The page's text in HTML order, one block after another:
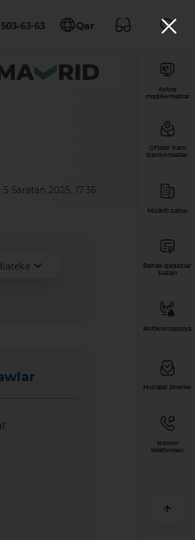
63-63 Qar
5 Saratan 2025, 17:36
Ashıq
maǵlıwmatlar
Ofisler hám
bankomatlar
Múlkti satıw
Bahalı qaǵazlar
bazarı
Antikorrupsiya
Múrájat jiberiw
Isenim
telefonları